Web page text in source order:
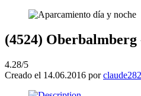
(4524)
4.28/5
Creado el 14.06.2016 por